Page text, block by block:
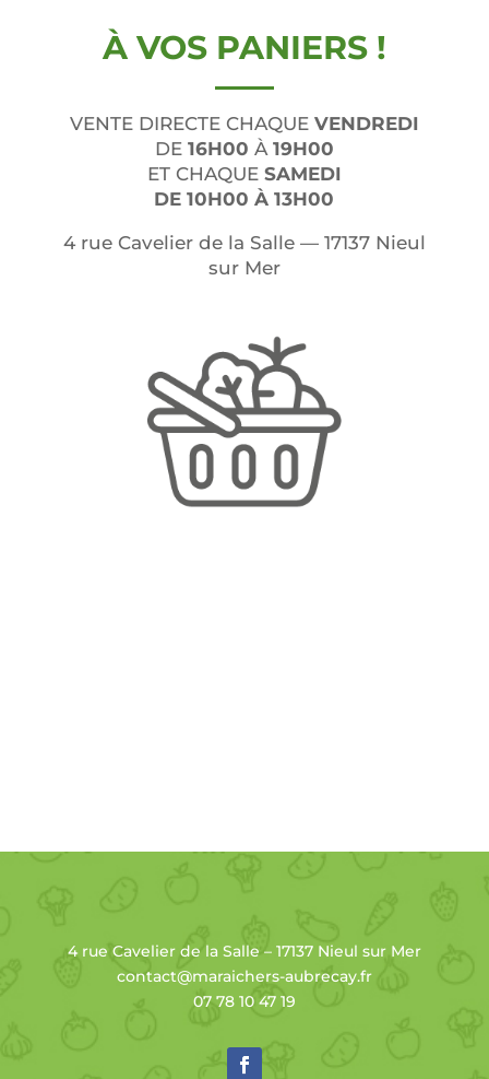
À VOS PANIERS !
VENTE DIRECTE CHAQUEVENDREDI
DE16H00 À 19H00
ET CHAQUESAMEDI
DE 10H00 À 13H00
4 rue Cave­lier de la Salle — 17137 Nieul
sur Mer
4 rue Cavelier de la Salle – 17137 Nieul sur Mer
contact@maraichers-aubrecay.fr
07 78 10 47 19